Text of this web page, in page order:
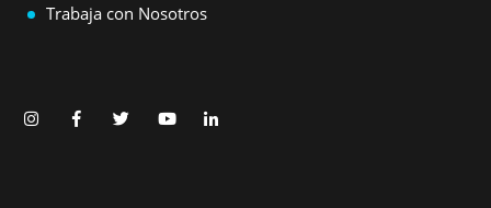
Trabaja con Nosotros